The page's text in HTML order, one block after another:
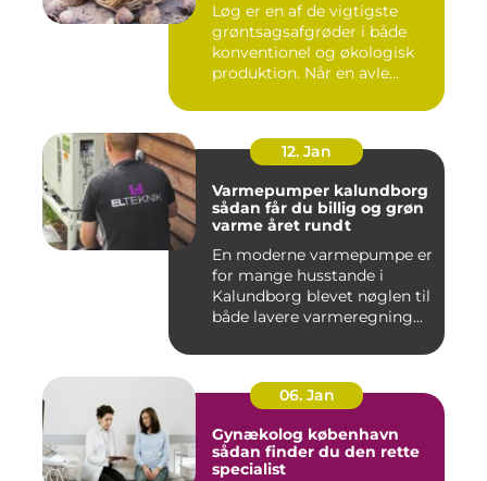
Løg er en af de vigtigste
grøntsagsafgrøder i både
konventionel og økologisk
produktion. Når en avle...
12. Jan
Varmepumper kalundborg
sådan får du billig og grøn
varme året rundt
En moderne varmepumpe er
for mange husstande i
Kalundborg blevet nøglen til
både lavere varmeregning...
06. Jan
Gynækolog københavn
sådan finder du den rette
specialist